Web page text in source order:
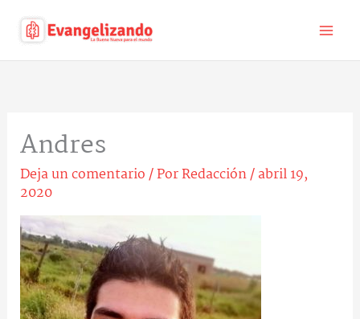
Andres
Deja un comentario/ PorRedacción/abril 19,
2020